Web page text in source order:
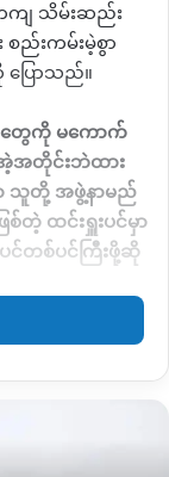
ကျ သိမ်းဆည်း
စည်းကမ်းမဲ့စွာ
ပြောသည်။
ေကို မကောက်
အတိုင်းဘဲထား
ာ သူတို့ အဖွဲ့နာမည်
စ်တဲ့ ထင်းရှူးပင်မှာ
င်တစ်ပင်ကြီးဖို့ဆို
ငယ်များ
တက်လာသူများ